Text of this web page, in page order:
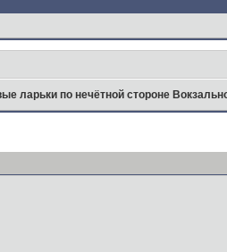
ларьки по нечётной стороне